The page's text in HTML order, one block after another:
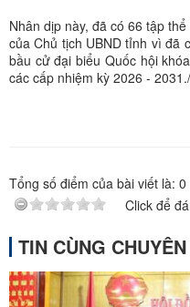
Nhân dịp này, đã có 66 tập
của Chủ tịch UBND tỉnh vì đã
bầu cử đại biểu Quốc hội
các cấp nhiệm kỳ 2026 -
Tổng số điểm của bài viết là: 0
Click để
TIN CÙNG